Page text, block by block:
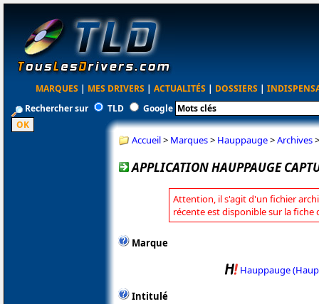
MARQUES | MES DRIVERS | ACTUALITÉS | DOSSIERS |
Rechercher sur
TLD Google
Accueil> Marques> Hauppauge>Archives
APPLICATION HAUPPAUGE
Attention, il s'agit d'un fichier
récente est disponible sur la fiche
Marque
Hauppauge
Intitulé